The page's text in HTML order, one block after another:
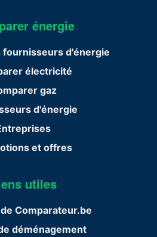
énergie
fournisseurs d'énergie
électricité
gaz
d'énergie
et offres
utiles
Comparateur.be
déménagement